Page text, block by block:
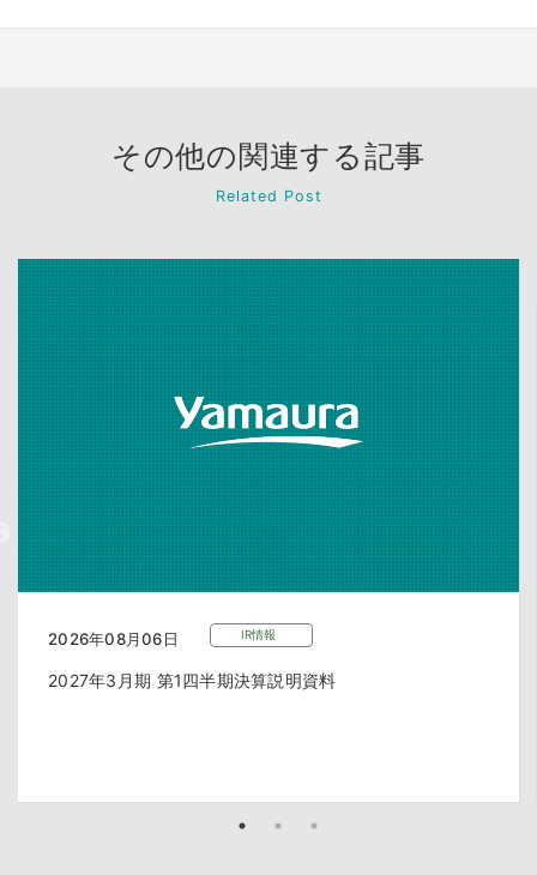
その他の関連する記事
Related Post
2026年08月06日 IR情報
2027年3月期 第1四半期決算説明資料